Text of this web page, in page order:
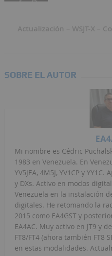
Actualización – WSJT-X –
SOBRE EL AUTOR
Mi nombre es Cédric
1983 en Venezuela. En
YV5JEA, 4M5J, YV1CP y
y DXs. Activo en modos
Venezuela en la instalación
digitales. He retomando la
2015 como EA4GST y
EA4AC. Muy activo en JT9 y
FT8/FT4 (ahora también FT8
en estas modalidades.